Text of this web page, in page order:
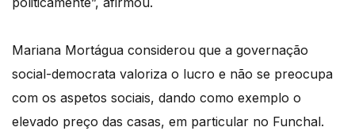
Mariana Mortágua considerou que a governação
social-democrata valoriza o lucro e não se preocupa
com os aspetos sociais, dando como exemplo o
elevado preço das casas, em particular no Funchal.